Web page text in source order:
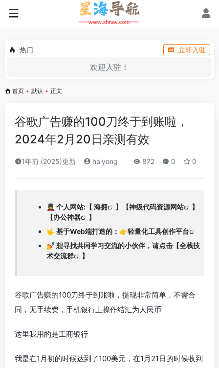
热门 立即入驻
欢迎入驻！
首页 • 默认 • 正文
谷歌广告赚的100刀终于到账啦，
2024年2月20日亲测有效
1年前 (2025)更新 haiyong 872 0 0
💂 个人网站:【 海拥 】【神级代码资源网站
】
【办公神器
】
🤟 基于Web端打造的：👉轻量化工具创作平台
💅 想寻找共同学习交流的小伙伴，请点击【全栈技
术交流群
】
谷歌广告赚的100刀终于到账啦，提现非常简单，不需合
同，无手续费，手机银行上操作结汇为人民币
这里我用的是工商银行
我是在1月初的时候达到了100美元，在1月21日的时候收到